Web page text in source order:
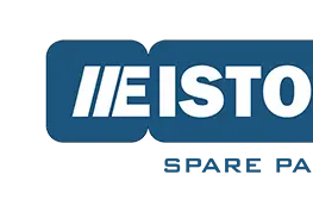
content